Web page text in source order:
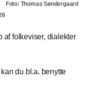
Foto: Thomas Søndergaard
af folkeviser, dialekter
du bl.a. benytte